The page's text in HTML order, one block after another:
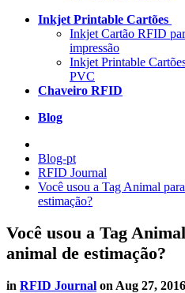
Inkjet Printable Cartões
Inkjet Cartão RFID
impressão
Inkjet Printable
PVC
Chaveiro RFID
Blog
Blog-pt
RFID Journal
Você usou a Tag Animal
estimação?
Você usou a Tag
animal de estimação?
in RFID Journal on Aug 27, 2016